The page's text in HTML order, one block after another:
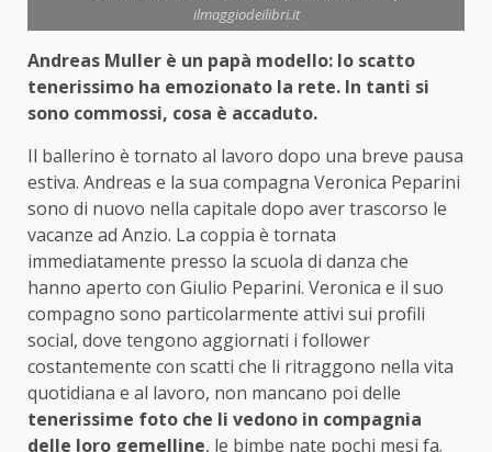
ilmaggiodeilibri.it
Andreas Muller è un papà modello: lo scatto
tenerissimo ha emozionato la rete. In tanti si
sono commossi, cosa è accaduto.
Il ballerino è tornato al lavoro dopo una breve pausa
estiva. Andreas e la sua compagna Veronica Peparini
sono di nuovo nella capitale dopo aver trascorso le
vacanze ad Anzio. La coppia è tornata
immediatamente presso la scuola di danza che
hanno aperto con Giulio Peparini. Veronica e il suo
compagno sono particolarmente attivi sui profili
social, dove tengono aggiornati i follower
costantemente con scatti che li ritraggono nella vita
quotidiana e al lavoro, non mancano poi delle
tenerissime foto che li vedono in compagnia
delle loro gemelline, le bimbe nate pochi mesi fa.